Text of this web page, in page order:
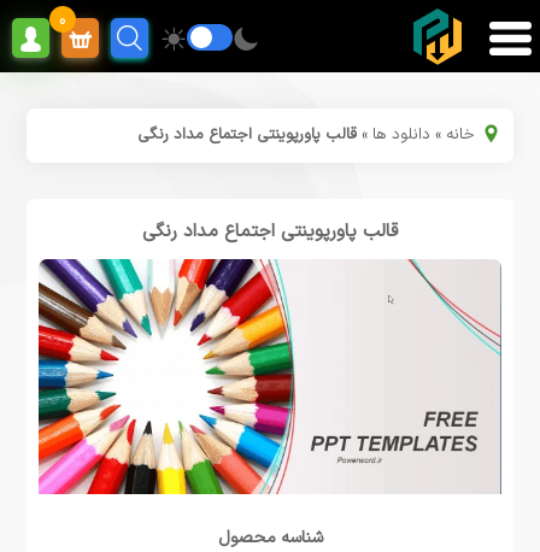
0
خانه » دانلود ها »قالب پاورپوینتی اجتماع مداد رنگی
قالب پاورپوینتی اجتماع مداد رنگی
شناسه محصول